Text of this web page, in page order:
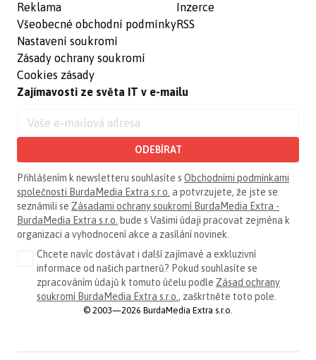
Reklama
Všeobecné obchodní podmínky
Nastavení soukromí
Zásady ochrany soukromí
Cookies zásady
Inzerce
RSS
Zajímavosti ze světa IT v e-mailu
ODEBÍRAT
Přihlášením k newsletteru souhlasíte s Obchodními podmínkami
společnosti BurdaMedia Extra s.r.o. a potvrzujete, že jste se
seznámili se Zásadami ochrany soukromí BurdaMedia Extra -
BurdaMedia Extra s.r.o. bude s Vašimi údaji pracovat zejména k
organizaci a vyhodnocení akce a zasílání novinek.
Chcete navíc dostávat i další zajímavé a exkluzivní
informace od našich partnerů? Pokud souhlasíte se
zpracováním údajů k tomuto účelu podle Zásad ochrany
soukromí BurdaMedia Extra s.r.o., zaškrtněte toto pole.
© 2003—2026 BurdaMedia Extra s.r.o.